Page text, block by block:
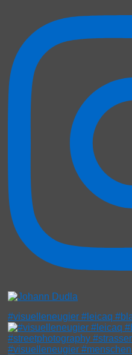
#visuelleneugier #leicaq
#visuelleneugier